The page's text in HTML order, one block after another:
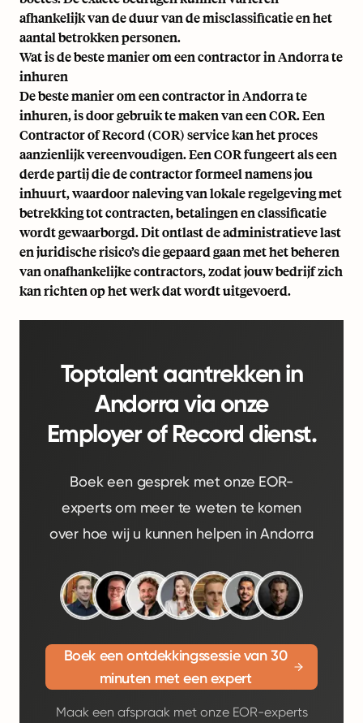
afhankelijk van de duur van de misclassificatie en het
aantal betrokken personen.
Wat is de beste manier om een contractor in Andorra te
inhuren
De beste manier om een contractor in Andorra te
inhuren, is door gebruik te maken van een COR. Een
Contractor of Record (COR) service kan het proces
aanzienlijk vereenvoudigen. Een COR fungeert als een
derde partij die de contractor formeel namens jou
inhuurt, waardoor naleving van lokale regelgeving met
betrekking tot contracten, betalingen en classificatie
wordt gewaarborgd. Dit ontlast de administratieve last
en juridische risico’s die gepaard gaan met het beheren
van onafhankelijke contractors, zodat jouw bedrijf zich
kan richten op het werk dat wordt uitgevoerd.
Toptalent aantrekken in
Andorra via onze
Employer of Record dienst.
Boek een gesprek met onze EOR-
experts om meer te weten te komen
over hoe wij u kunnen helpen in Andorra
Boek een ontdekkingssessie van 30
minuten met een expert
Maak een afspraak met onze EOR-experts